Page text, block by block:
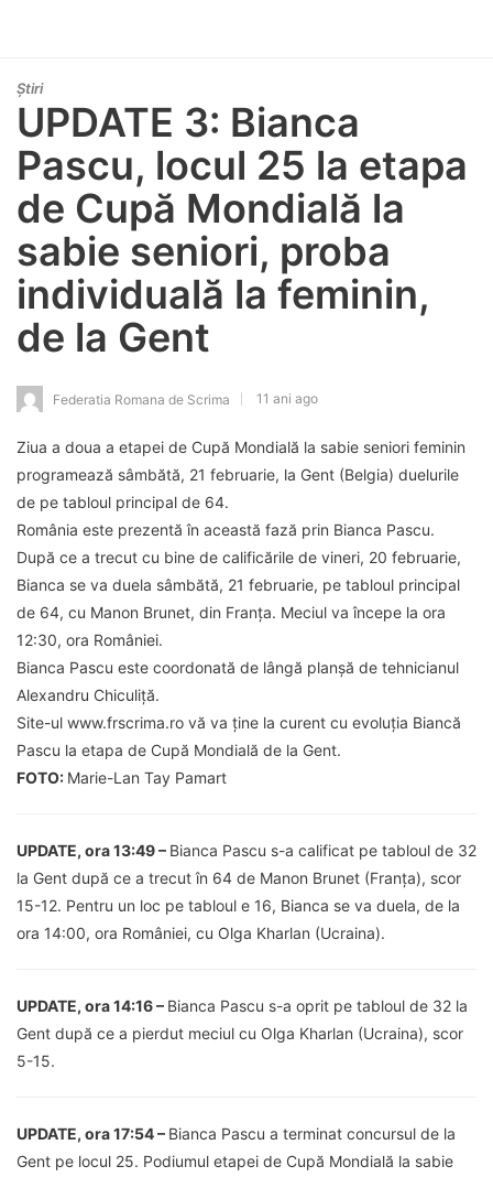
Știri
UPDATE 3: Bianca
Pascu, locul 25 la etapa
de Cupă Mondială la
sabie seniori, proba
individuală la feminin,
de la Gent
Federatia Romana de Scrima 11 ani ago
Ziua a doua a etapei de Cupă Mondială la sabie seniori feminin
programează sâmbătă, 21 februarie, la Gent (Belgia) duelurile
de pe tabloul principal de 64.
România este prezentă în această fază prin Bianca Pascu.
După ce a trecut cu bine de calificările de vineri, 20 februarie,
Bianca se va duela sâmbătă, 21 februarie, pe tabloul principal
de 64, cu Manon Brunet, din Franța. Meciul va începe la ora
12:30, ora României.
Bianca Pascu este coordonată de lângă planșă de tehnicianul
Alexandru Chiculiță.
Site-ul www.frscrima.ro vă va ține la curent cu evoluția Biancă
Pascu la etapa de Cupă Mondială de la Gent.
FOTO: Marie-Lan Tay Pamart
UPDATE, ora 13:49 – Bianca Pascu s-a calificat pe tabloul de 32
la Gent după ce a trecut în 64 de Manon Brunet (Franța), scor
15-12. Pentru un loc pe tabloul e 16, Bianca se va duela, de la
ora 14:00, ora României, cu Olga Kharlan (Ucraina).
UPDATE, ora 14:16 – Bianca Pascu s-a oprit pe tabloul de 32 la
Gent după ce a pierdut meciul cu Olga Kharlan (Ucraina), scor
5-15.
UPDATE, ora 17:54 – Bianca Pascu a terminat concursul de la
Gent pe locul 25. Podiumul etapei de Cupă Mondială la sabie